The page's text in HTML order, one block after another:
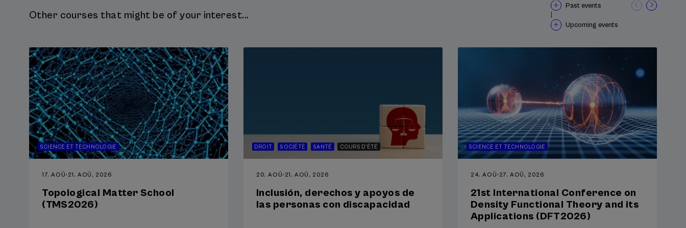
Other courses that might be of your interest...
Past events
Upcoming events
SCIENCE ET TECHNOLOGIE
17. AOÛ-21. AOÛ, 2026
Topological Matter School
(TMS2026)
DROIT SOCIÉTÉ SANTÉ COURS D'ÉTÉ
20. AOÛ-21. AOÛ, 2026
Inclusión, derechos y apoyos de
las personas con discapacidad
SCIENCE ET TECHNOLOGIE
24. AOÛ-27. AOÛ, 2026
21st International Conference on
Density Functional Theory and its
Applications (DFT2026)